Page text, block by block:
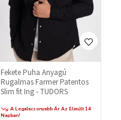
Fekete Puha Anyagú
Rugalmas Farmer Patentos
Slim fit Ing - TUDORS
A Legalacsonyabb Ár Az Elmúlt 14
Napban!